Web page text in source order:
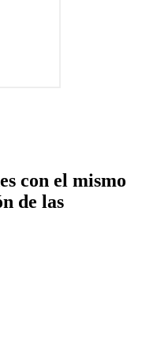
con el mismo
de las